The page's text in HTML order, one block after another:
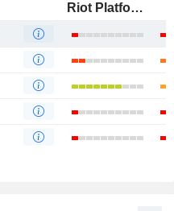
Riot Platforms, Inc.